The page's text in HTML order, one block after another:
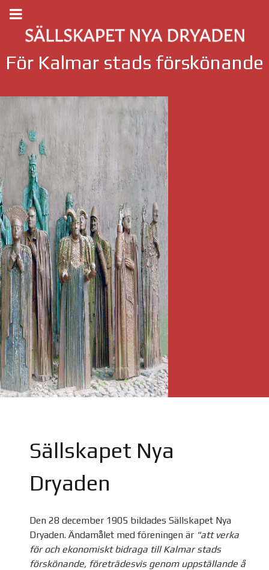
För Kalmar stads förskönande
Sällskapet Nya
Dryaden
Den 28 december 1905 bildades Sällskapet Nya
Dryaden. Ändamålet med föreningen är "att verka
för och ekonomiskt bidraga till Kalmar stads
förskönande, företrädesvis genom uppställande å